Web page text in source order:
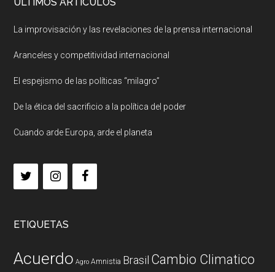
La improvisación y las revelaciones de la prensa internacional
Aranceles y competitividad internacional
El espejismo de las políticas “milagro”
De la ética del sacrificio a la política del poder
Cuando arde Europa, arde el planeta
ETIQUETAS
Acuerdo Agro Amnistia Brasil Cambio Climatico